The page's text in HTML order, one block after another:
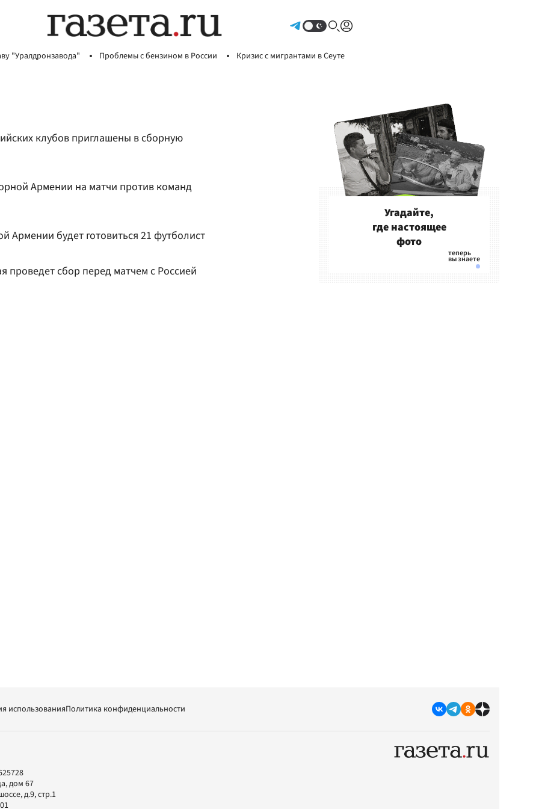
"Уралдронзавода" Проблемы с бензином в России Кризис с мигрантами в Сеуте
клубов приглашены в сборную
Армении на матчи против команд
Армении будет готовиться 21 футболист
проведет сбор перед матчем с Россией
Угадайте,
где настоящее
фото
использованияПолитика конфиденциальности
дом 67
д.9, стр.1